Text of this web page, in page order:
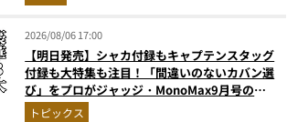
2026/08/06 17:00
【明日発売】シャカ付録もキャプテンスタッグ
付録も大特集も注目！「間違いのないカバン選
び」をプロがジャッジ・MonoMax9月号の目
次を公開
トピックス